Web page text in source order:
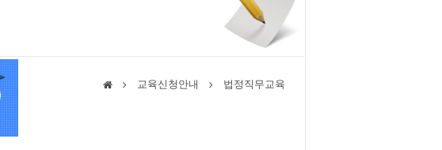
교육신청안내 법정직무교육